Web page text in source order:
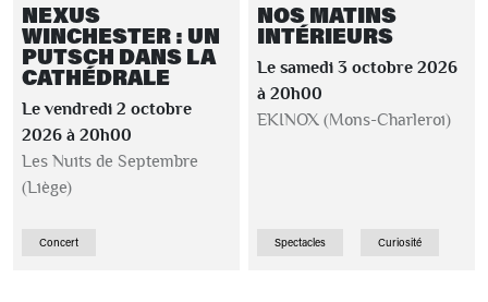
NEXUS
WINCHESTER : UN
PUTSCH DANS LA
CATHÉDRALE
Le vendredi 2 octobre
2026 à 20h00
Les Nuits de Septembre
(Liège)
Concert
NOS MATINS
INTÉRIEURS
Le samedi 3 octobre 2026
à 20h00
EKINOX (Mons-Charleroi)
Spectacles Curiosité